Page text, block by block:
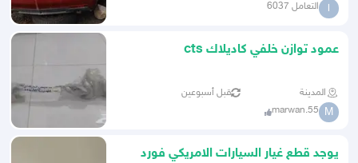
ا التعامل 6037
عمود توازن خلفي كاديلاك cts
المدينة قبل أسبوعين
M
marwan.55
يوجد قطع غيار السيارات الامريكي فورد